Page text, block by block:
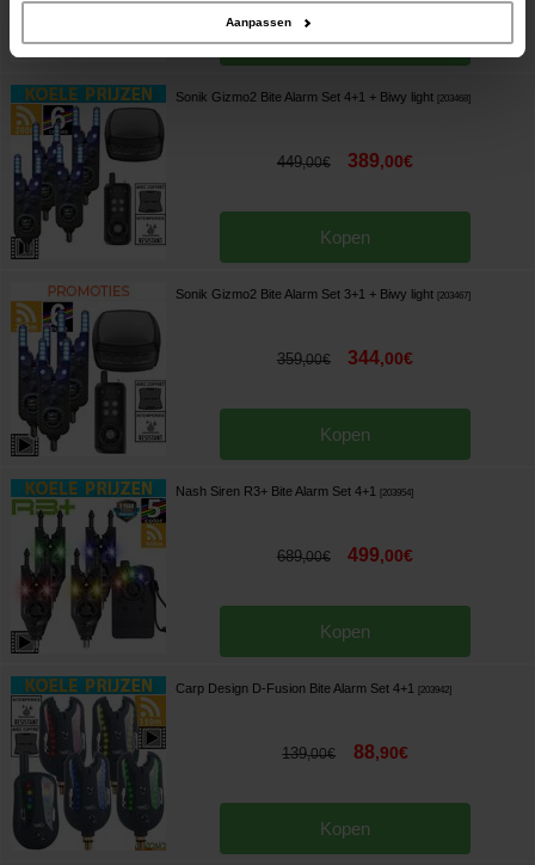
Aanpassen
Kopen
Sonik Gizmo2 Bite Alarm Set 4+1 + Biwy light 203468]
449,00€ 389,00€
Kopen
Sonik Gizmo2 Bite Alarm Set 3+1 + Biwy light 203467]
359,00€ 344,00€
Kopen
Nash Siren R3+ Bite Alarm Set 4+1 203954]
689,00€ 499,00€
Kopen
Carp Design D-Fusion Bite Alarm Set 4+1 203942]
139,00€ 88,90€
Kopen